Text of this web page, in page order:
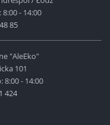
- 14:00
85
"AleEko"
101
8:00 - 14:00
424